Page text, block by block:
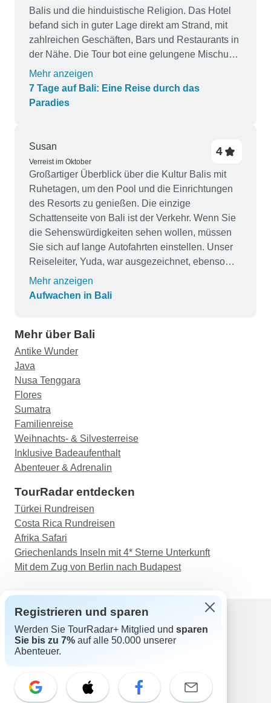
Balis und die hinduistische Religion. Das Hotel
befand sich in guter Lage direkt am Strand, mit
zahlreichen Geschäften, Bars und Restaurants in
der Nähe. Die Tour bot eine gelungene Mischung
aus kulturellen und naturbezogenen
Sehenswürdigkeiten.
Mehr anzeigen
7 Tage auf Bali: Eine Reise durch das
Paradies
Susan
Verreist im Oktober
4
Großartiger Überblick über die Kultur Balis mit
Ruhetagen, um den Pool und die Einrichtungen
des Resorts zu genießen. Die einzige
Schattenseite von Bali ist der Verkehr. Wenn Sie
die Sehenswürdigkeiten sehen wollen, müssen
Sie sich auf lange Autofahrten einstellen. Unser
Reiseleiter, Yuda, war ausgezeichnet, ebenso
wie unsere Fahrer. Ein gut durchdachter
Reiseplan, der alle interessanten Punkte abdeckt.
Benoa zu sparen. Insgesamt sehr angenehm.
Mehr anzeigen
Aufwachen in Bali
Mehr über Bali
Antike Wunder
Java
Nusa Tenggara
Flores
Sumatra
Familienreise
Weihnachts- & Silvesterreise
Inklusive Badeaufenthalt
Abenteuer & Adrenalin
TourRadar entdecken
Türkei Rundreisen
Costa Rica Rundreisen
Afrika Safari
Griechenlands Inseln mit 4* Sterne Unterkunft
Mit dem Zug von Berlin nach Budapest
Support
Kontakt
Schweiz +41 225 183 195
Registrieren und sparen
Werden Sie TourRadar+ Mitglied und sparen
Sie bis zu 7% auf alle 50.000 unserer
Abenteuer.